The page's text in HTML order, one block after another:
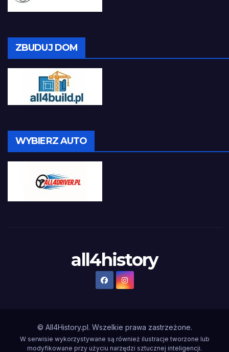
ZBUDUJ DOM
WYBIERZ AUTO
all4history